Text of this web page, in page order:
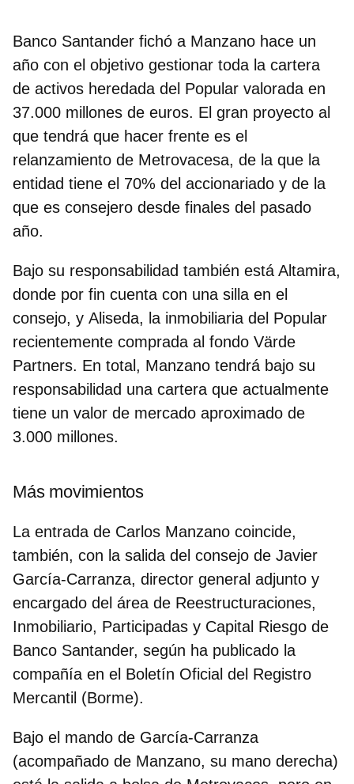
Banco Santander fichó a Manzano hace un
año con el objetivo gestionar toda la cartera
de activos heredada del Popular valorada en
37.000 millones de euros. El gran proyecto al
que tendrá que hacer frente es el
relanzamiento de Metrovacesa, de la que la
entidad tiene el 70% del accionariado y de la
que es consejero desde finales del pasado
año.
Bajo su responsabilidad también está Altamira,
donde por fin cuenta con una silla en el
consejo, y Aliseda, la inmobiliaria del Popular
recientemente comprada al fondo Värde
Partners. En total, Manzano tendrá bajo su
responsabilidad una cartera que actualmente
tiene un valor de mercado aproximado de
3.000 millones.
Más movimientos
La entrada de Carlos Manzano coincide,
también, con la salida del consejo de Javier
García-Carranza, director general adjunto y
encargado del área de Reestructuraciones,
Inmobiliario, Participadas y Capital Riesgo de
Banco Santander, según ha publicado la
compañía en el Boletín Oficial del Registro
Mercantil (Borme).
Bajo el mando de García-Carranza
(acompañado de Manzano, su mano derecha)